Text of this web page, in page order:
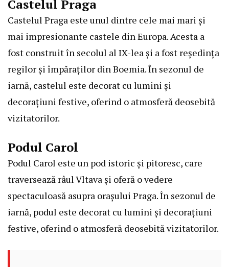
Castelul Praga
Castelul Praga este unul dintre cele mai mari și
mai impresionante castele din Europa. Acesta a
fost construit în secolul al IX-lea și a fost reședința
regilor și împăraților din Boemia. În sezonul de
iarnă, castelul este decorat cu lumini și
decorațiuni festive, oferind o atmosferă deosebită
vizitatorilor.
Podul Carol
Podul Carol este un pod istoric și pitoresc, care
traversează râul Vltava și oferă o vedere
spectaculoasă asupra orașului Praga. În sezonul de
iarnă, podul este decorat cu lumini și decorațiuni
festive, oferind o atmosferă deosebită vizitatorilor.